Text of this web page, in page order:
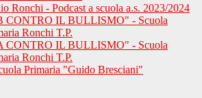
Ronchi - Podcast a scuola a.s. 2023/2024
CONTRO IL BULLISMO" - Scuola
Ronchi T.P.
CONTRO IL BULLISMO" - Scuola
Ronchi T.P.
Primaria "Guido Bresciani"